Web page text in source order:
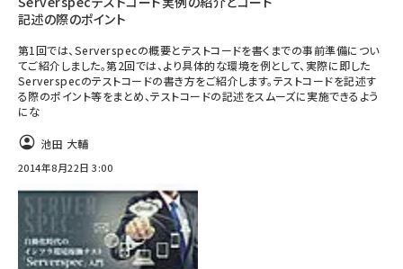
記述の際のポイント
第1回では、Serverspecの概要とテストコードを書くまでの事前準備につい
てご紹介しました。第2回では、より具体的な環境を例として、実際に即した
Serverspecのテストコードの書き方をご紹介します。テストコードを記述す
る際のポイント等をまとめ、テストコードの記述をスムーズに実施できるよう
にな
池田 大輔
2014年8月22日 3:00